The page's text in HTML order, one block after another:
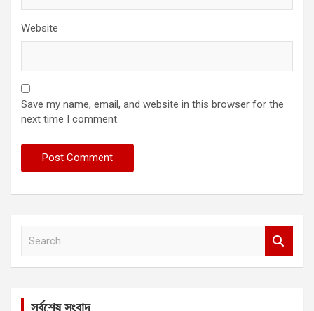
Website
Save my name, email, and website in this browser for the
next time I comment.
সর্বশেষ সংবাদ